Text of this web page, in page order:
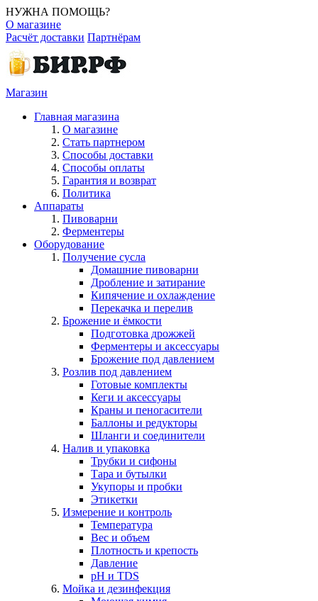
НУЖНА ПОМОЩЬ?
О магазине
Расчёт доставки Партнёрам
Магазин
Главная магазина
О магазине
Стать партнером
Способы доставки
Способы оплаты
Гарантия и возврат
Политика
Аппараты
Пивоварни
Ферментеры
Оборудование
Получение сусла
Домашние пивоварни
Дробление и затирание
Кипячение и охлаждение
Перекачка и перелив
Брожение и ёмкости
Подготовка дрожжей
Ферментеры и аксессуары
Брожение под давлением
Розлив под давлением
Готовые комплекты
Кеги и аксессуары
Краны и пеногасители
Баллоны и редукторы
Шланги и соединители
Налив и упаковка
Трубки и сифоны
Тара и бутылки
Укупоры и пробки
Этикетки
Измерение и контроль
Температура
Вес и объем
Плотность и крепость
Давление
pH и TDS
Мойка и дезинфекция